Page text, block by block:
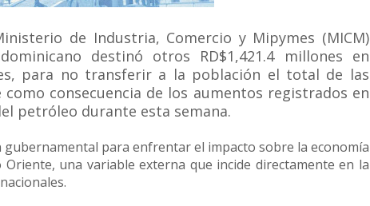
de Industria, Comercio y Mipymes (MICM)
destinó otros RD$1,421.4 millones en
para no transferir a la población el total de las
consecuencia de los aumentos registrados en
petróleo durante esta semana.
gubernamental para enfrentar el impacto sobre la economía
una variable externa que incide directamente en la